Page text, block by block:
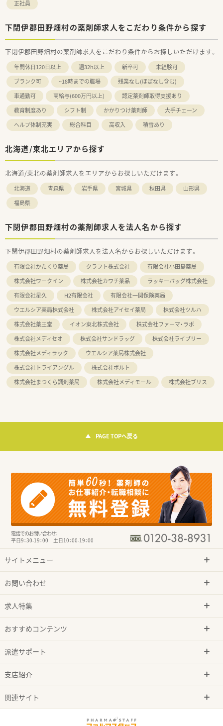
正社員
下閉伊郡田野畑村の薬剤師求人をこだわり条件から探す
下閉伊郡田野畑村の薬剤師求人をこだわり条件からお探しいただけます。
年間休日120日以上 週32h以上 新卒可
未経験可
ブランク可
~18時までの職場
残業なし(ほぼなし含む)
車通勤可
高給与(600万円以上)
認定薬剤師取得支援あり
教育制度あり
シフト制 かかりつけ薬剤師
大手チェーン
ヘルプ体制充実
総合科目 高収入 積雪あり
北海道/東北エリアから探す
北海道/東北の薬剤師求人をエリアからお探しいただけます。
北海道 青森県 岩手県 宮城県 秋田県
山形県
福島県
下閉伊郡田野畑村の薬剤師求人を法人名から探す
下閉伊郡田野畑村の薬剤師求人を法人名からお探しいただけます。
有限会社かたくり薬局 クラフト株式会社
有限会社小田島薬局
株式会社ワークイン
株式会社カワチ薬品
ラッキーバッグ株式会社
有限会社星久
H2有限会社
有限会社一関保険薬局
ウエルシア薬局株式会社
株式会社アイセイ薬局
株式会社ツルハ
株式会社薬王堂
イオン東北株式会社
株式会社ファーマ・ラボ
株式会社メディセオ
株式会社サンドラッグ
株式会社ライブリー
株式会社メディラック
ウエルシア薬局株式会社
株式会社トライアングル
株式会社ポルト
株式会社まつくら調剤薬局
株式会社メディモール 株式会社ブリス
PAGE TOPへ戻る
電話でのお問い合わせ：
平日9：30-19：00 土日10：00-19：00
サイトメニュー
お問い合わせ
求人特集
おすすめコンテンツ
派遣サポート
支店紹介
関連サイト